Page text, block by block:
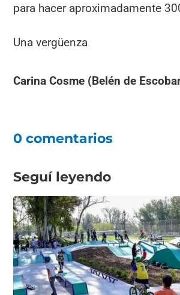
para hacer aproximadamente
Una vergüenza
Carina Cosme (Belén de
0 comentarios
Seguí leyendo